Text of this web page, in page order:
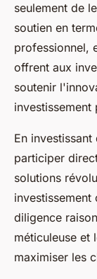
seulement de
soutien en
professionnel,
offrent aux
soutenir
investissement
En
participer
solutions
diligence
méticuleuse et
maximiser les